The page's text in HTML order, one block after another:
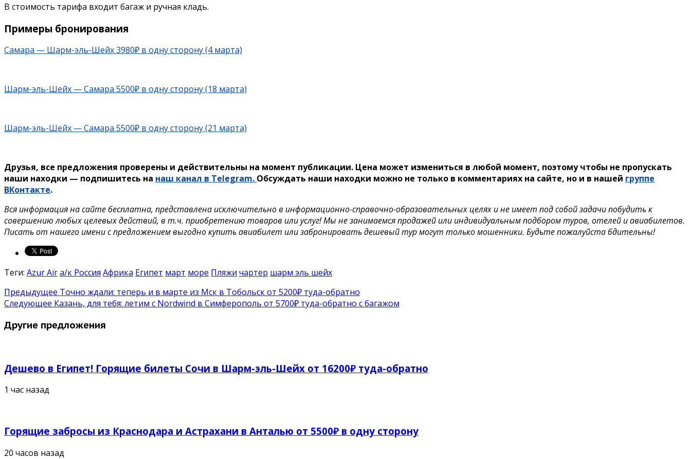
В стоимость тарифа входит багаж и ручная кладь.
Примеры бронирования
Самара — Шарм-эль-Шейх 3980₽ в одну сторону (4 марта)
Шарм-эль-Шейх — Самара 5500₽ в одну сторону (18 марта)
Шарм-эль-Шейх — Самара 5500₽ в одну сторону (21 марта)
Друзья, все предложения проверены и действительны на момент публикации. Цена может измениться в любой момент, поэтому чтобы не пропускать
наши находки — подпишитесь на наш канал в Telegram. Обсуждать наши находки можно не только в комментариях на сайте, но и в нашей группе
ВКонтакте.
Вся информация на сайте бесплатна, представлена исключительно в информационно-справочно-образовательных целях и не имеет под собой задачи побудить к
совершению любых целевых действий, в т.ч. приобретению товаров или услуг! Мы не занимаемся продажей или индивидуальным подбором туров, отелей и авиабилетов.
Писать от нашего имени с предложением выгодно купить авиабилет или забронировать дешевый тур могут только мошенники. Будьте пожалуйста бдительны!
Теги: Azur Airа/к Россия Африка Египет март море Пляжи чартер шарм эль шейх
Предыдущее Точно ждали: теперь и в марте из Мск в Тобольск от 5200₽ туда-обратно
Следующее Казань, для тебя: летим с Nordwind в Симферополь от 5700₽ туда-обратно с багажом
Другие предложения
Дешево в Египет! Горящие билеты Сочи в Шарм-эль-Шейх от 16200₽ туда-обратно
1 час назад
Горящие забросы из Краснодара и Астрахани в Анталью от 5500₽ в одну сторону
20 часов назад